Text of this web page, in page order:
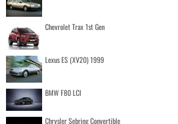
Chevrolet Trax 1st Gen
Lexus ES (XV20) 1999
BMW F80 LCI
Chrysler Sebring Convertible